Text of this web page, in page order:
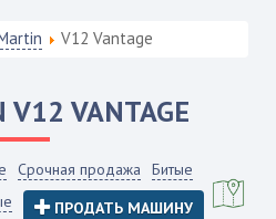
V12 Vantage
V12 VANTAGE
Срочная продажа
Битые
ПРОДАТЬ МАШИНУ